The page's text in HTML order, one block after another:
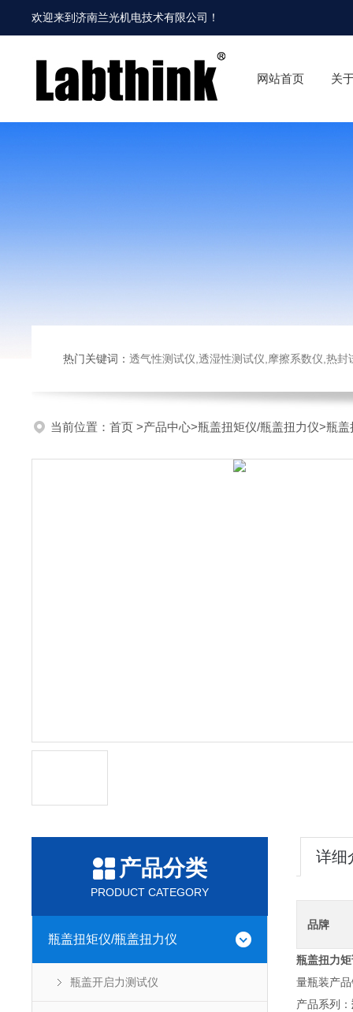
欢迎来到济南兰光机电技术有限公司 ！
网站首页 关
热门关键词： 透气性测试仪,透湿性测试仪,摩擦系数仪,热封试验仪,
当前位置： 首页 >产品中心>瓶盖扭矩仪/瓶盖扭力仪>瓶盖
产品分类
PRODUCT CATEGORY
瓶盖扭矩仪/瓶盖扭力仪
瓶盖开启力测试仪
详细
品牌
瓶盖扭力
量瓶装产
产品系列：